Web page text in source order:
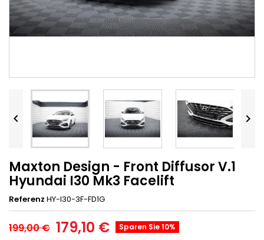
 
Maxton Design - Front Diffusor V.1
Hyundai I30 Mk3 Facelift
Referenz HY-I30-3F-FD1G
199,00 € 179,10 € Sparen Sie 10%